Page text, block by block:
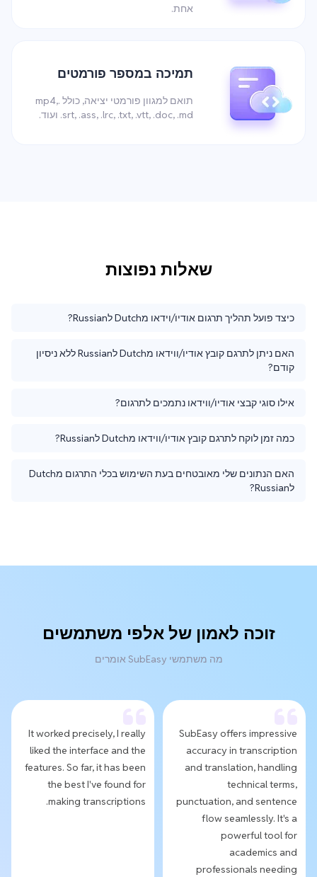
אחת.
תמיכה במספר פורמטים
תואם למגוון פורמטי יציאה, כולל .mp4,
.srt, .ass, .lrc, .txt, .vtt, .doc, .md ועוד.
שאלות נפוצות
כיצד פועל תהליך תרגום אודיו/וידאו מDutch לRussian?
האם ניתן לתרגם קובץ אודיו/ווידאו מDutch לRussian ללא ניסיון
קודם?
אילו סוגי קבצי אודיו/ווידאו נתמכים לתרגום?
כמה זמן לוקח לתרגם קובץ אודיו/ווידאו מDutch לRussian?
האם הנתונים שלי מאובטחים בעת השימוש בכלי התרגום מDutch
לRussian?
זוכה לאמון של אלפי משתמשים
מה משתמשי SubEasy אומרים
SubEasy offers impressive
accuracy in transcription
and translation, handling
technical terms,
punctuation, and sentence
flow seamlessly. It's a
powerful tool for
academics and
professionals needing
It worked precisely, I really
liked the interface and the
features. So far, it has been
the best I've found for
making transcriptions.